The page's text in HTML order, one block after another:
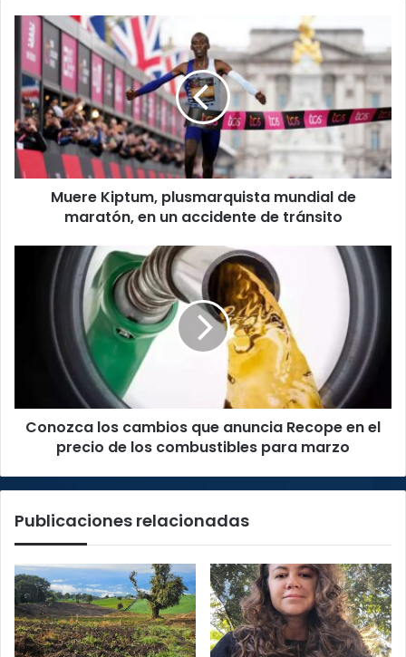
Muere
Kiptum,
plusmarquista
mundial
de
maratón,
en
un
accidente
Muere Kiptum, plusmarquista mundial de
maratón, en un accidente de tránsito
Conozca
anuncia
Recope
precio
deConozca los cambios que anuncia Recope en el
precio de los combustibles para marzo
Publicaciones relacionadas